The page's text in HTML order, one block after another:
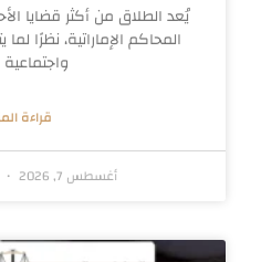
يُعد الطلاق من أكثر قضايا
المحاكم الإماراتية، نظرًا
قراءة
أغسطس 7, 2026